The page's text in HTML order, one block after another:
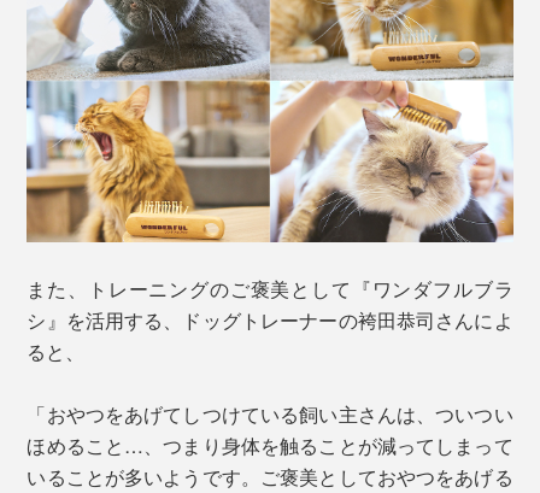
また、トレーニングのご褒美として『ワンダフルブラ
シ』を活用する、ドッグトレーナーの袴田恭司さんによ
ると、
「おやつをあげてしつけている飼い主さんは、ついつい
ほめること…、つまり身体を触ることが減ってしまって
いることが多いようです。ご褒美としておやつをあげる